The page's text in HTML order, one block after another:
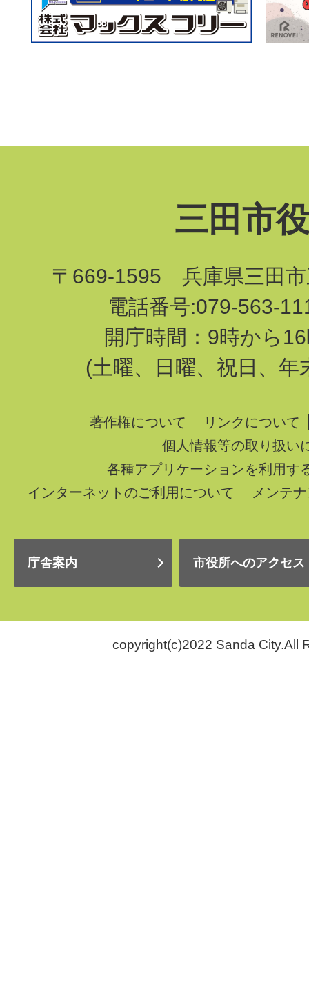
三田市
〒669-1595 兵庫県三田市
電話番号:079-563-
開庁時間：9時から
(土曜、日曜、祝日、年
著作権について
リンクについて
個人情報等の取り扱い
各種アプリケーションを利用す
インターネットのご利用について
メンテ
庁舎案内 市役所へのアクセス
copyright(c)2022 Sanda City.All